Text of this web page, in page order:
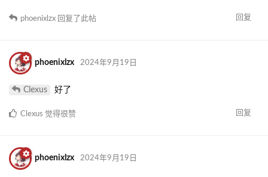
回复
phoenixlzx 回复了此帖
phoenixlzx 2024年9月19日
Clexus 好了
回复
Clexus 觉得很赞
phoenixlzx 2024年9月19日